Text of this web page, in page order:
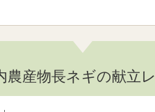
農産物長ネギの献立